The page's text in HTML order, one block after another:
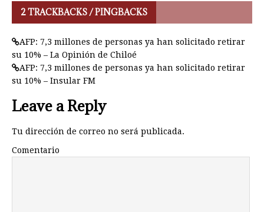
2 TRACKBACKS / PINGBACKS
AFP: 7,3 millones de personas ya han solicitado retirar
su 10% – La Opinión de Chiloé
AFP: 7,3 millones de personas ya han solicitado retirar
su 10% – Insular FM
Leave a Reply
Tu dirección de correo no será publicada.
Comentario